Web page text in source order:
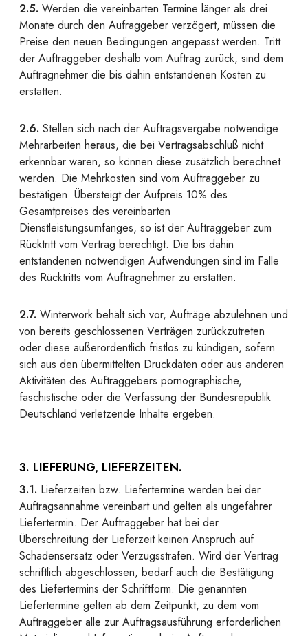
2.5. Werden die vereinbarten Termine länger als drei
Monate durch den Aufraggeber verzögert, müssen die
Preise den neuen Bedingungen angepasst werden. Tritt
der Auftraggeber deshalb vom Auftrag zurück, sind dem
Auftragnehmer die bis dahin entstandenen Kosten zu
erstatten.
2.6. Stellen sich nach der Auftragsvergabe notwendige
Mehrarbeiten heraus, die bei Vertragsabschluß nicht
erkennbar waren, so können diese zusätzlich berechnet
werden. Die Mehrkosten sind vom Auftraggeber zu
bestätigen. Übersteigt der Aufpreis 10% des
Gesamtpreises des vereinbarten
Dienstleistungsumfanges, so ist der Auftraggeber zum
Rücktritt vom Vertrag berechtigt. Die bis dahin
entstandenen notwendigen Aufwendungen sind im Falle
des Rücktritts vom Auftragnehmer zu erstatten.
2.7. Winterwork behält sich vor, Aufträge abzulehnen und
von bereits geschlossenen Verträgen zurückzutreten
oder diese außerordentlich fristlos zu kündigen, sofern
sich aus den übermittelten Druckdaten oder aus anderen
Aktivitäten des Auftraggebers pornographische,
faschistische oder die Verfassung der Bundesrepublik
Deutschland verletzende Inhalte ergeben.
3. LIEFERUNG, LIEFERZEITEN.
3.1. Lieferzeiten bzw. Liefertermine werden bei der
Auftragsannahme vereinbart und gelten als ungefährer
Liefertermin. Der Auftraggeber hat bei der
Überschreitung der Lieferzeit keinen Anspruch auf
Schadensersatz oder Verzugsstrafen. Wird der Vertrag
schriftlich abgeschlossen, bedarf auch die Bestätigung
des Liefertermins der Schriftform. Die genannten
Liefertermine gelten ab dem Zeitpunkt, zu dem vom
Auftraggeber alle zur Auftragsausführung erforderlichen